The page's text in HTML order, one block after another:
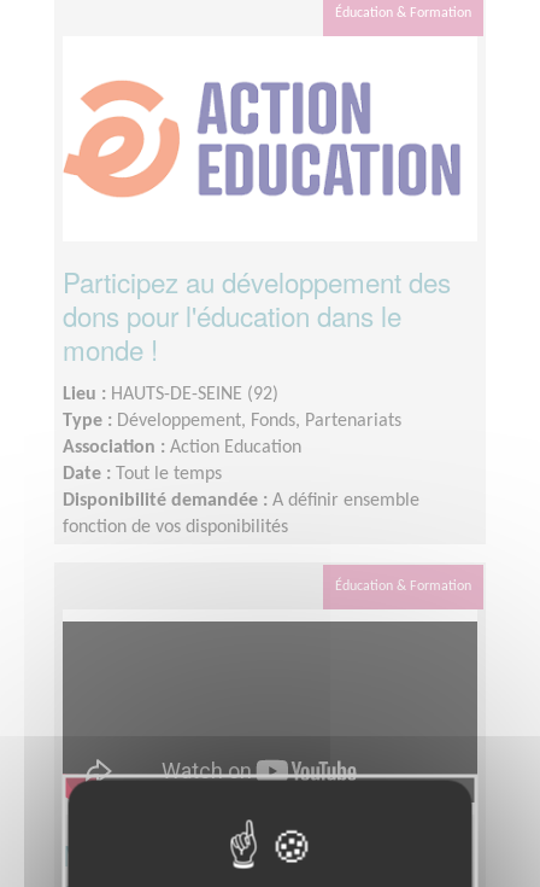
Éducation & Formation
Participez au développement des
dons pour l'éducation dans le
monde !
Lieu : HAUTS-DE-SEINE (92)
Type : Développement, Fonds, Partenariats
Association : Action Education
Date :
Tout le temps
Disponibilité demandée : A définir ensemble
fonction de vos disponibilités
Éducation & Formation
Menez des actions d'éducation à la